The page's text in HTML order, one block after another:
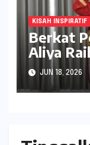
KISAH INSPIRATIF
Berkat
Aliya
Award
JUN 18, 2026